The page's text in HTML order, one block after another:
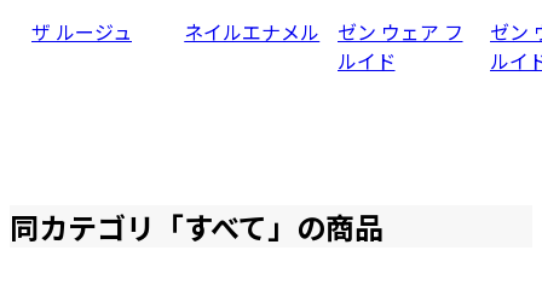
ザ ルージュ
ネイルエナメル
ゼン ウェア フ
ルイド
ゼン
ルイ
同カテゴリ「すべて 」の商品